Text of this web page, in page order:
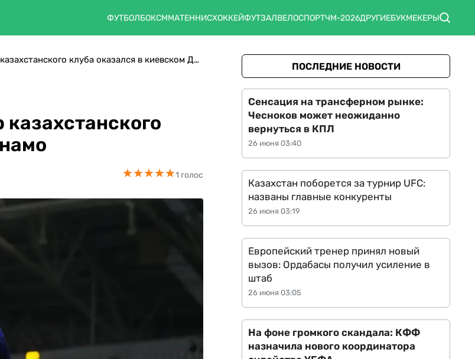
ФУТБОЛБОКСММАТЕННИСХОККЕЙФУТЗАЛВЕЛОСПОРТЧМ-2026ДРУГИЕБУКМЕКЕРЫ
Неожиданный поворот: тренер казахстанского клуба оказался в киевском Динамо
★★★★★
★★★★★1 голос
ПОСЛЕДНИЕ НОВОСТИ
26 июня 03:40
Сенсация на трансферном рынке:
Чесноков может неожиданно
вернуться в КПЛ
26 июня 03:19
Казахстан поборется за турнир UFC:
названы главные конкуренты
26 июня 03:05
Европейский тренер принял новый
вызов: Ордабасы получил усиление в
штаб
На фоне громкого скандала: КФФ
назначила нового координатора